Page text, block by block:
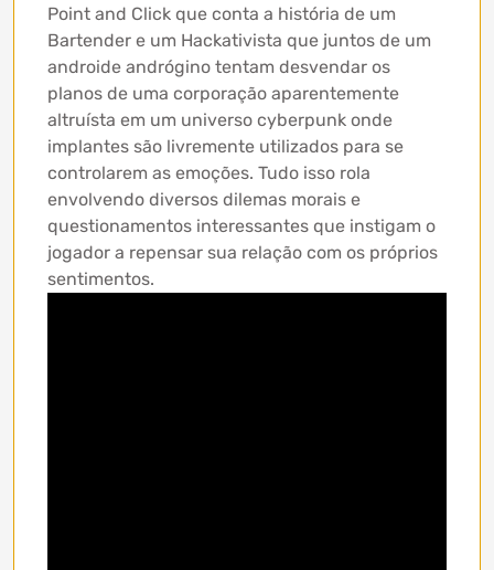
Point and Click que conta a história de um
Bartender e um Hackativista que juntos de um
androide andrógino tentam desvendar os
planos de uma corporação aparentemente
altruísta em um universo cyberpunk onde
implantes são livremente utilizados para se
controlarem as emoções. Tudo isso rola
envolvendo diversos dilemas morais e
questionamentos interessantes que instigam o
jogador a repensar sua relação com os próprios
sentimentos.